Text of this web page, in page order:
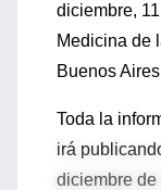
diciembre,
Medicina de
Buenos
Toda la
irá
diciembre de